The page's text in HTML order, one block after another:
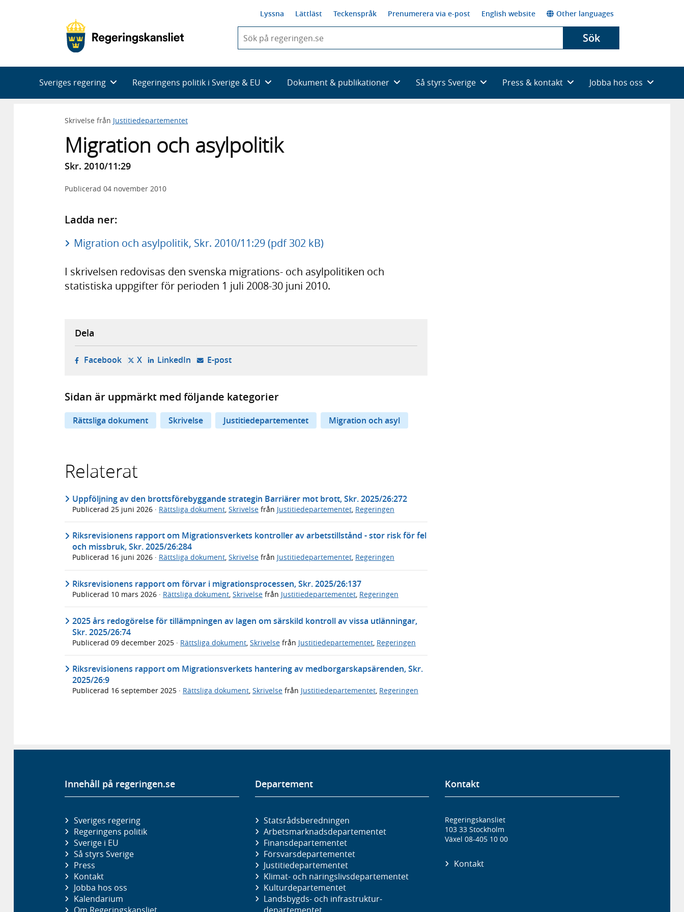
Lyssna Lättläst Teckenspråk Prenumerera via e-post English website Other languages
du
skriva
framträder
en
Sök
Sveriges regering Regeringens politik i Sverige & EU Dokument & publikationer Så styrs Sverige Press & kontakt Jobba hos oss
Skrivelse från Justitiedepartementet
Migration och asylpolitik
Skr. 2010/11:29
Publicerad 04 november 2010
Ladda ner:
Migration och asylpolitik, Skr. 2010/11:29 (pdf 302 kB)
I skrivelsen redovisas den svenska migrations- och asylpolitiken och
statistiska uppgifter för perioden 1 juli 2008-30 juni 2010.
Dela
Facebook- öppnas i ny flik, extern webbplats,
X- öppnas i ny flik, extern webbplats,
LinkedIn- öppnas i ny flik, extern webbplats,
E-post- öppnar din e-postklient,
Sidan är uppmärkt med följande kategorier
Rättsliga dokument Skrivelse Justitiedepartementet Migration och asyl
Relaterat
Uppföljning av den brottsförebyggande strategin Barriärer mot brott, Skr. 2025/26:272
Publicerad 25 juni 2026 · Rättsliga dokument Skrivelse från Justitiedepartementet Regeringen
Riksrevisionens rapport om Migrationsverkets kontroller av arbetstillstånd - stor risk för fel
och missbruk, Skr. 2025/26:284
Publicerad 16 juni 2026 · Rättsliga dokument, Skrivelse från Justitiedepartementet, Regeringen
Riksrevisionens rapport om förvar i migrationsprocessen, Skr. 2025/26:137
Publicerad 10 mars 2026 · Rättsliga dokument, Skrivelse från Justitiedepartementet, Regeringen
2025 års redogörelse för tillämpningen av lagen om särskild kontroll av vissa utlänningar,
Skr. 2025/26:74
Publicerad 09 december 2025 · Rättsliga dokument Skrivelse från Justitiedepartementet Regeringen
Riksrevisionens rapport om Migrationsverkets hantering av medborgarskapsärenden, Skr.
2025/26:9
Publicerad 16 september 2025 · Rättsliga dokument, Skrivelse från Justitiedepartementet, Regeringen
Innehåll på regeringen.se
Sveriges regering
Regeringens politik
Sverige i EU
Så styrs Sverige
Press
Kontakt
Jobba hos oss
Kalendarium
Departement
Statsrådsberedningen
Arbetsmarknads­departementet
Finans­departementet
Försvars­departementet
Justitie­departementet
Klimat- och näringslivs­departementet
Kultur­departementet
Landsbygds- och infrastruktur­
Kontakt
Regeringskansliet
103 33 Stockholm
Växel 08-405 10 00
Kontakt